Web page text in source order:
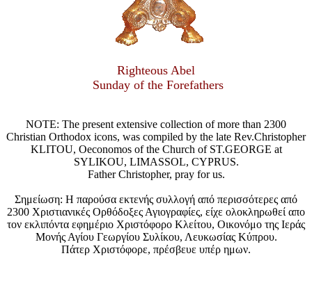
Righteous Abel
Sunday of the Forefathers
NOTE: The present extensive collection of more than 2300
Christian Orthodox icons, was compiled by the late Rev.Christopher
KLITOU, Oeconomos of the Church of ST.GEORGE at
SYLIKOU, LIMASSOL, CYPRUS.
Father Christopher, pray for us.
Σημείωση: Η παρούσα εκτενής συλλογή από περισσότερες από
2300 Χριστιανικές Ορθόδοξες Αγιογραφίες, είχε ολοκληρωθεί απο
τον εκλιπόντα εφημέριο Χριστόφορο Κλείτου, Οικονόμο της Ιεράς
Μονής Αγίου Γεωργίου Συλίκου, Λευκωσίας Κύπρου.
Πάτερ Χριστόφορε, πρέσβευε υπέρ ημων.